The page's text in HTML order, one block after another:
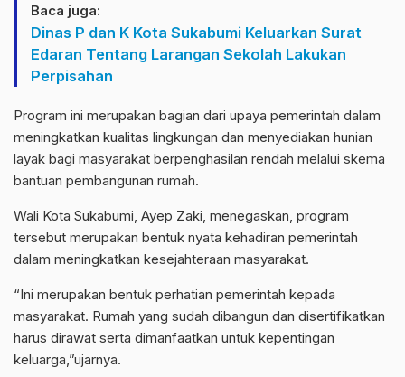
Baca juga:
Dinas P dan K Kota Sukabumi Keluarkan Surat
Edaran Tentang Larangan Sekolah Lakukan
Perpisahan
Program ini merupakan bagian dari upaya pemerintah dalam
meningkatkan kualitas lingkungan dan menyediakan hunian
layak bagi masyarakat berpenghasilan rendah melalui skema
bantuan pembangunan rumah.
Wali Kota Sukabumi, Ayep Zaki, menegaskan, program
tersebut merupakan bentuk nyata kehadiran pemerintah
dalam meningkatkan kesejahteraan masyarakat.
“Ini merupakan bentuk perhatian pemerintah kepada
masyarakat. Rumah yang sudah dibangun dan disertifikatkan
harus dirawat serta dimanfaatkan untuk kepentingan
keluarga,”ujarnya.